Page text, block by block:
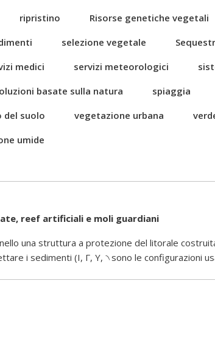
ripristino Risorse genetiche vegetali
selezione vegetale
medici servizi meteorologici
basate sulla natura spiaggia
del suolo vegetazione urbana
umide
reef artificiali e moli guardiani
una struttura a protezione del litorale
i sedimenti (I, Γ, Y, ৲ sono le configurazioni